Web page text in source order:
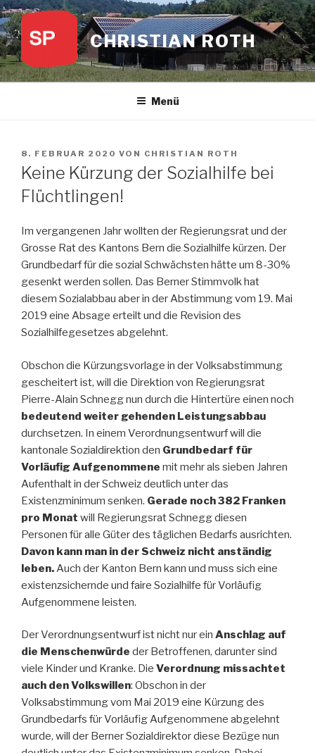
Zum
Inhalt
springen
CHRISTIAN ROTH
Menü
VERÖFFENTLICHT
AM
8. FEBRUAR 2020 VON CHRISTIAN ROTH
Keine Kürzung der Sozialhilfe bei
Flüchtlingen!
Im vergangenen Jahr wollten der Regierungsrat und der
Grosse Rat des Kantons Bern die Sozialhilfe kürzen. Der
Grundbedarf für die sozial Schwächsten hätte um 8-30%
gesenkt werden sollen. Das Berner Stimmvolk hat
diesem Sozialabbau aber in der Abstimmung vom 19. Mai
2019 eine Absage erteilt und die Revision des
Sozialhilfegesetzes abgelehnt.
Obschon die Kürzungsvorlage in der Volksabstimmung
gescheitert ist, will die Direktion von Regierungsrat
Pierre-Alain Schnegg nun durch die Hintertüre einen noch
bedeutend weiter gehenden Leistungsabbau
durchsetzen. In einem Verordnungsentwurf will die
kantonale Sozialdirektion den Grundbedarf für
Vorläufig Aufgenommene mit mehr als sieben Jahren
Aufenthalt in der Schweiz deutlich unter das
Existenzminimum senken. Gerade noch 382 Franken
pro Monat will Regierungsrat Schnegg diesen
Personen für alle Güter des täglichen Bedarfs ausrichten.
Davon kann man in der Schweiz nicht anständig
leben.Auch der Kanton Bern kann und muss sich eine
existenzsichernde und faire Sozialhilfe für Vorläufig
Aufgenommene leisten.
Der Verordnungsentwurf ist nicht nur ein Anschlag auf
die Menschenwürde der Betroffenen, darunter sind
viele Kinder und Kranke. Die Verordnung missachtet
auch den Volkswillen: Obschon in der
Volksabstimmung vom Mai 2019 eine Kürzung des
Grundbedarfs für Vorläufig Aufgenommene abgelehnt
wurde, will der Berner Sozialdirektor diese Bezüge nun